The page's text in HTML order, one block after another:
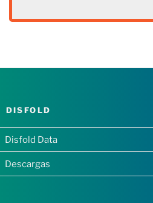
DISFOLD
Disfold Data
Descargas